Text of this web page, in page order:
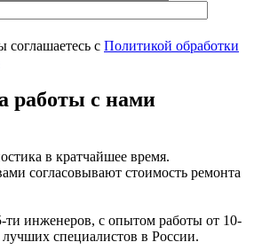
с Политикой обработки
работы с нами
в кратчайшее время.
согласовывают стоимость ремонта
ти инженеров, с опытом работы от 10-
специалистов в России.